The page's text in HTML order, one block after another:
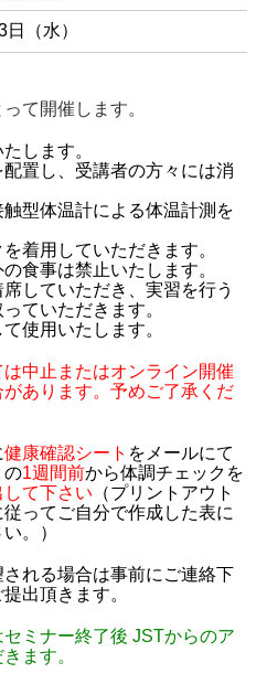
（水）
て開催します。
します。
配置し、受講者の方々には消
型体温計による体温計測を
着用していただきます。
食事は禁止いたします。
していただき、実習を行う
ていただきます。
使用いたします。
中止またはオンライン開催
あります。予めご了承くだ
健康確認シート をメールにて
の1週間前から体調チェックを
して下さい （プリントアウト
ってご自分で作成した表に
。）
れる場合は事前にご連絡下
出頂きます。
ミナー終了後 JSTからのア
ます。